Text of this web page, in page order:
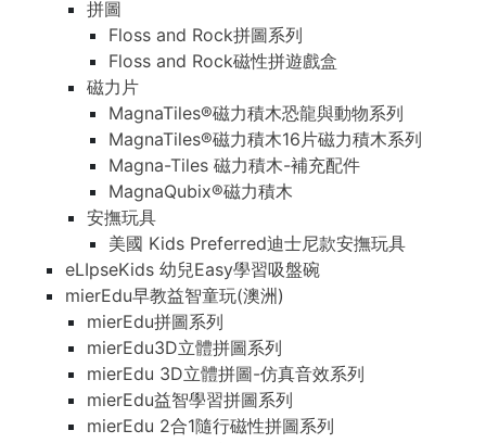
拼圖
Floss and Rock拼圖系列
Floss and Rock磁性拼遊戲盒
磁力片
MagnaTiles®磁力積木恐龍與動物系列
MagnaTiles®磁力積木16片磁力積木系列
Magna-Tiles 磁力積木-補充配件
MagnaQubix®磁力積木
安撫玩具
美國 Kids Preferred迪士尼款安撫玩具
eLIpseKids 幼兒Easy學習吸盤碗
mierEdu早教益智童玩(澳洲)
mierEdu拼圖系列
mierEdu3D立體拼圖系列
mierEdu 3D立體拼圖-仿真音效系列
mierEdu益智學習拼圖系列
mierEdu 2合1隨行磁性拼圖系列